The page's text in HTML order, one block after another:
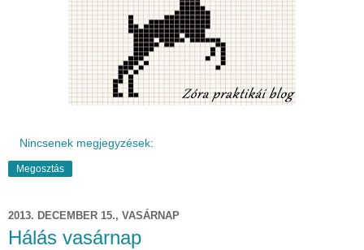
Nincsenek megjegyzések:
Megosztás
2013. DECEMBER 15., VASÁRNAP
Hálás vasárnap